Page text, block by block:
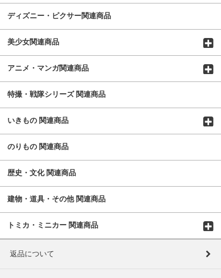
ディズニー・ピクサー関連商品
美少女関連商品
アニメ・マンガ関連商品
特撮・戦隊シリーズ 関連商品
いきもの 関連商品
のりもの 関連商品
歴史・文化 関連商品
建物・道具・その他 関連商品
トミカ・ミニカー 関連商品
返品について